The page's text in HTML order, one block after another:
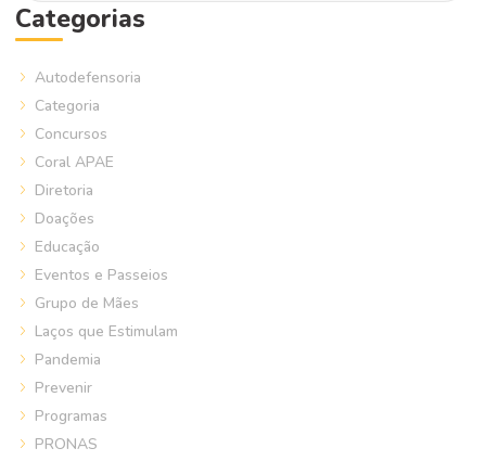
Categorias
Autodefensoria
Categoria
Concursos
Coral APAE
Diretoria
Doações
Educação
Eventos e Passeios
Grupo de Mães
Laços que Estimulam
Pandemia
Prevenir
Programas
PRONAS